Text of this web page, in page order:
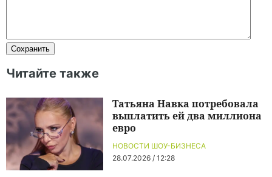
Читайте также
НОВОСТИ ШОУ-БИЗНЕСА
28.07.2026 / 12:28
Татьяна Навка потребовала
выплатить ей два миллиона
евро